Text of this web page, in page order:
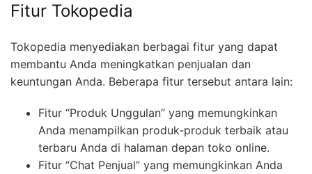
Fitur Tokopedia
Tokopedia menyediakan berbagai fitur yang dapat
membantu Anda meningkatkan penjualan dan
keuntungan Anda. Beberapa fitur tersebut antara lain:
Fitur “Produk Unggulan” yang memungkinkan
Anda menampilkan produk-produk terbaik atau
terbaru Anda di halaman depan toko online.
Fitur “Chat Penjual” yang memungkinkan Anda